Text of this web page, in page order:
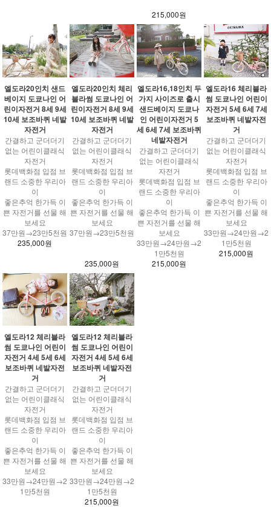
215,000원
엘도라20인치 샌드
베이지 도쿄나인 어
린이자전거 8세 9세
10세 보조바퀴 네발
자전거
간결하고 군더더기
없는 어린이클래식
자전거
롯데백화점 입점 브
랜드 소중한 우리아
이
좋은추억 한가득 이
쁜 자전거를 선물 해
보세요
37만원→23만5천원
235,000원
엘도라20인치 체리
블라썸 도쿄나인 어
린이자전거 8세 9세
10세 보조바퀴 네발
자전거
간결하고 군더더기
없는 어린이클래식
자전거
롯데백화점 입점 브
랜드 소중한 우리아
이
좋은추억 한가득 이
쁜 자전거를 선물 해
보세요
37만원→23만5천원
235,000원
엘도라16,18인치 두
가지 사이즈로 출시
샌드베이지 도쿄나
인 어린이자전거 5
세 6세 7세 보조바퀴
네발자전거
간결하고 군더더기
없는 어린이클래식
자전거
롯데백화점 입점 브
랜드 소중한 우리아
이
좋은추억 한가득 이
쁜 자전거를 선물 해
보세요
33만원→24만원→2
1만5천원
215,000원
엘도라16 체리블라
썸 도쿄나인 어린이
자전거 5세 6세 7세
보조바퀴 네발자전
거
간결하고 군더더기
없는 어린이클래식
자전거
롯데백화점 입점 브
랜드 소중한 우리아
이
좋은추억 한가득 이
쁜 자전거를 선물 해
보세요
33만원→24만원→2
1만5천원
215,000원
엘도라12 체리블라
썸 도쿄나인 어린이
자전거 4세 5세 6세
보조바퀴 네발자전
거
간결하고 군더더기
없는 어린이클래식
자전거
롯데백화점 입점 브
랜드 소중한 우리아
이
좋은추억 한가득 이
쁜 자전거를 선물 해
보세요
33만원→24만원→2
1만5천원
엘도라12 체리블라
썸 도쿄나인 어린이
자전거 4세 5세 6세
보조바퀴 네발자전
거
간결하고 군더더기
없는 어린이클래식
자전거
롯데백화점 입점 브
랜드 소중한 우리아
이
좋은추억 한가득 이
쁜 자전거를 선물 해
보세요
33만원→24만원→2
1만5천원
215,000원